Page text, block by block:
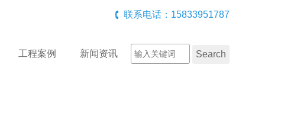
联系电话：15833951787
工程案例 新闻资讯